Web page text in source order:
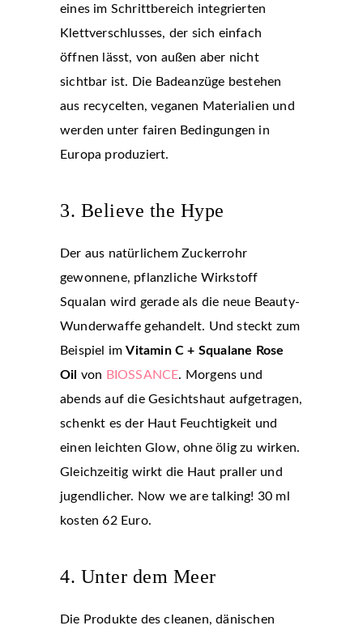
eines im Schrittbereich integrierten
Klettverschlusses, der sich einfach
öffnen lässt, von außen aber nicht
sichtbar ist. Die Badeanzüge bestehen
aus recycelten, veganen Materialien und
werden unter fairen Bedingungen in
Europa produziert.
3. Believe the Hype
Der aus natürlichem Zuckerrohr
gewonnene, pflanzliche Wirkstoff
Squalan wird gerade als die neue Beauty-
Wunderwaffe gehandelt. Und steckt zum
Beispiel imVitamin C + Squalane Rose
Oil von BIOSSANCE. Morgens und
abends auf die Gesichtshaut aufgetragen,
schenkt es der Haut Feuchtigkeit und
einen leichten Glow, ohne ölig zu wirken.
Gleichzeitig wirkt die Haut praller und
jugendlicher. Now we are talking! 30 ml
kosten 62 Euro.
4. Unter dem Meer
Die Produkte des cleanen, dänischen